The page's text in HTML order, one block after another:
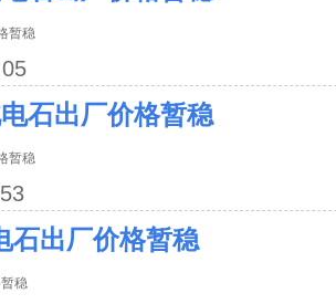
暂稳
石出厂价格暂稳
暂稳
石出厂价格暂稳
稳